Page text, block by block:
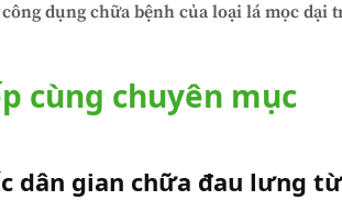
dụng chữa bệnh của loại lá mọc dại
cùng chuyên mục
dân gian chữa đau lưng